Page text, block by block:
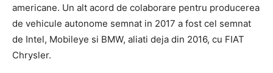
americane. Un alt acord de colaborare pentru producerea
de vehicule autonome semnat in 2017 a fost cel semnat
de Intel, Mobileye si BMW, aliati deja din 2016, cu FIAT
Chrysler.